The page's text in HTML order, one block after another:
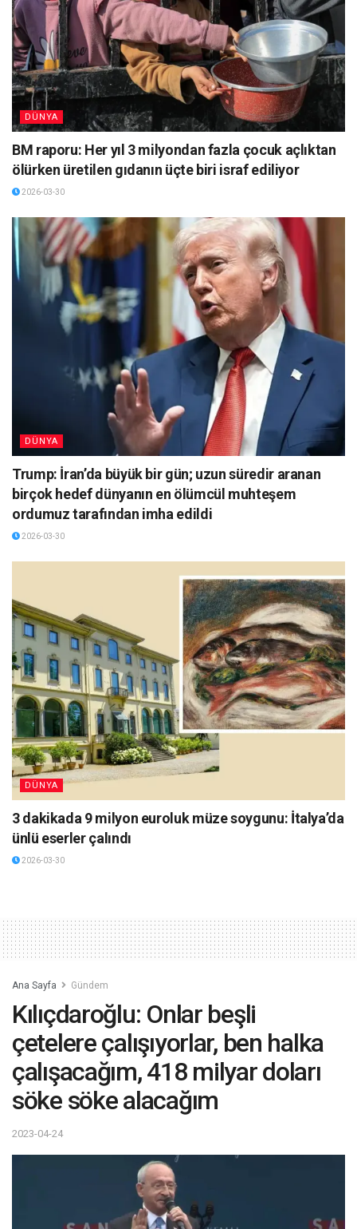
DÜNYA
BM raporu: Her yıl 3 milyondan fazla çocuk açlıktan
ölürken üretilen gıdanın üçte biri israf ediliyor
2026-03-30
DÜNYA
Trump: İran’da büyük bir gün; uzun süredir aranan
birçok hedef dünyanın en ölümcül muhteşem
ordumuz tarafından imha edildi
2026-03-30
DÜNYA
3 dakikada 9 milyon euroluk müze soygunu: İtalya’da
ünlü eserler çalındı
2026-03-30
Ana Sayfa Gündem
Kılıçdaroğlu: Onlar beşli
çetelere çalışıyorlar, ben halka
çalışacağım, 418 milyar doları
söke söke alacağım
2023-04-24